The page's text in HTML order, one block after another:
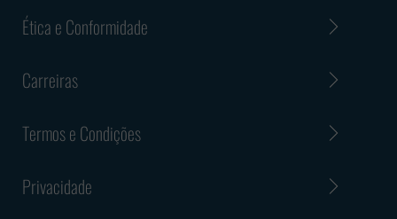
Ética e Conformidade
Carreiras
Termos e Condições
Privacidade